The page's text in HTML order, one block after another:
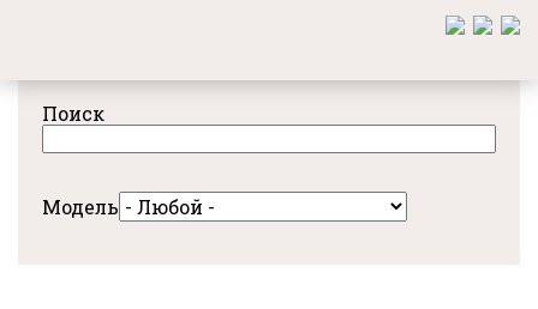
содержанию
Поиск
Модель